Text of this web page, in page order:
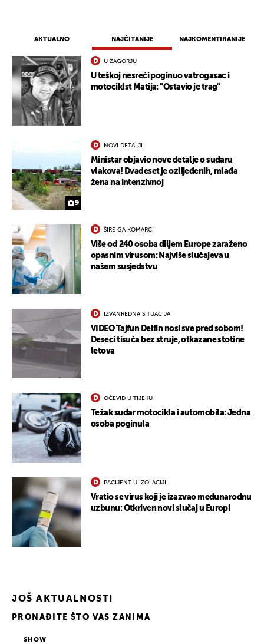
AKTUALNO NAJČITANIJE NAJKOMENTIRANIJE
U ZAGORJU
U teškoj nesreći poginuo vatrogasac i
motociklst Matija: "Ostavio je trag"
9
NOVI DETALJI
Ministar objavio nove detalje o sudaru
vlakova! Dvadeset je ozlijeđenih, mlađa
žena na intenzivnoj
ŠIRE GA KOMARCI
Više od 240 osoba diljem Europe zaraženo
opasnim virusom: Najviše slučajeva u
našem susjedstvu
IZVANREDNA SITUACIJA
VIDEO Tajfun Delfin nosi sve pred sobom!
Deseci tisuća bez struje, otkazane stotine
letova
OČEVID U TIJEKU
Težak sudar motocikla i automobila: Jedna
osoba poginula
PACIJENT U IZOLACIJI
Vratio se virus koji je izazvao međunarodnu
uzbunu: Otkriven novi slučaj u Europi
JOŠ AKTUALNOSTI
PRONAĐITE ŠTO VAS ZANIMA
SHOW
UKLJUČITE NOTIFIKACIJE